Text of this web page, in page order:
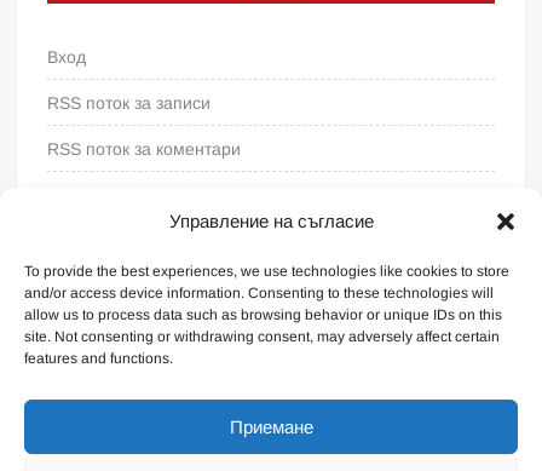
Управление на съгласие
To provide the best experiences, we use technologies like cookies to store
and/or access device information. Consenting to these technologies will
allow us to process data such as browsing behavior or unique IDs on this
site. Not consenting or withdrawing consent, may adversely affect certain
features and functions.
Приемане
Вход
RSS поток за записи
RSS поток за коментари